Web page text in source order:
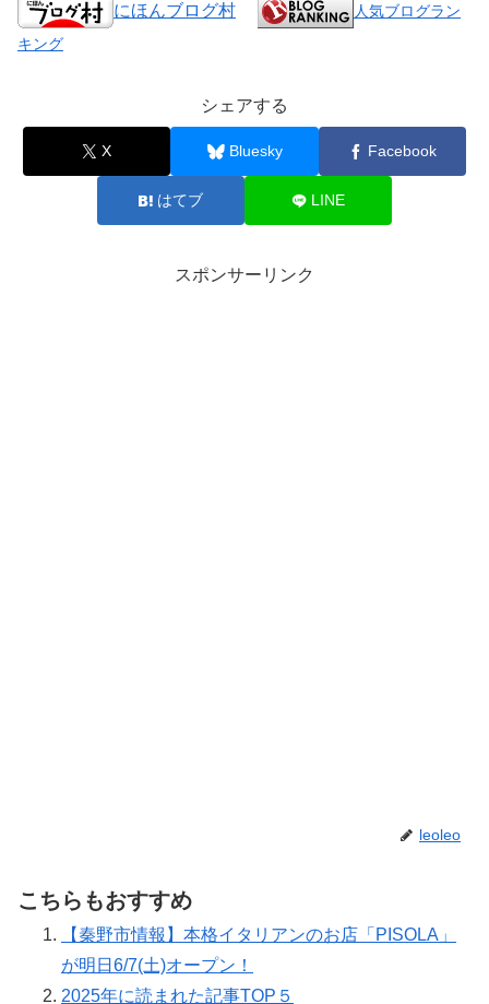
にほんブログ村
人気ブログラン
キング
シェアする
X Bluesky Facebook
はてブ LINE
スポンサーリンク
leoleo
こちらもおすすめ
【秦野市情報】本格イタリアンのお店「PISOLA」
が明日6/7(土)オープン！
2025年に読まれた記事TOP５